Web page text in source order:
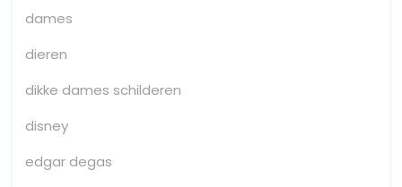
dames
dieren
dikke dames schilderen
disney
edgar degas